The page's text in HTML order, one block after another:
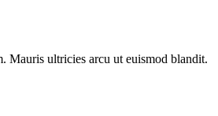
Mauris ultricies arcu ut euismod blandit.